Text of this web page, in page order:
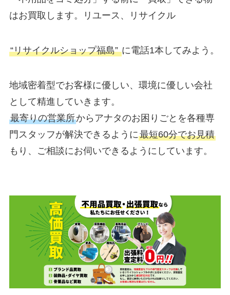
はお買取します。リユース、リサイクル
“リサイクルショップ福島”に電話1本してみよう。
地域密着型でお客様に優しい、環境に優しい会社
として精進していきます。
最寄りの営業所からアナタのお困りごとを各種専
門スタッフが解決できるように最短60分でお見積
もり、ご相談にお伺いできるようにしています。